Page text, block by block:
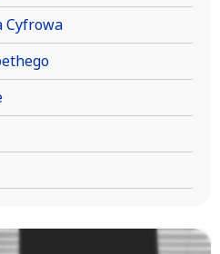
Cyfrowa